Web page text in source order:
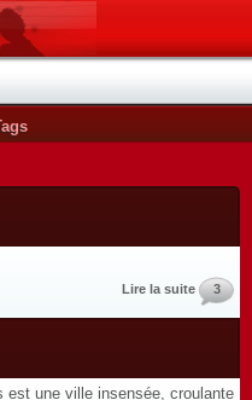
Lire la suite 3
une ville insensée, croulante